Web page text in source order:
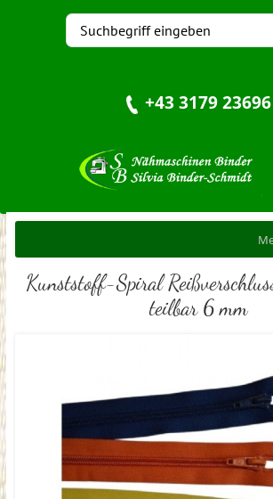
+43 3179 23696
Kunststoff-Spiral
teilbar 6 mm